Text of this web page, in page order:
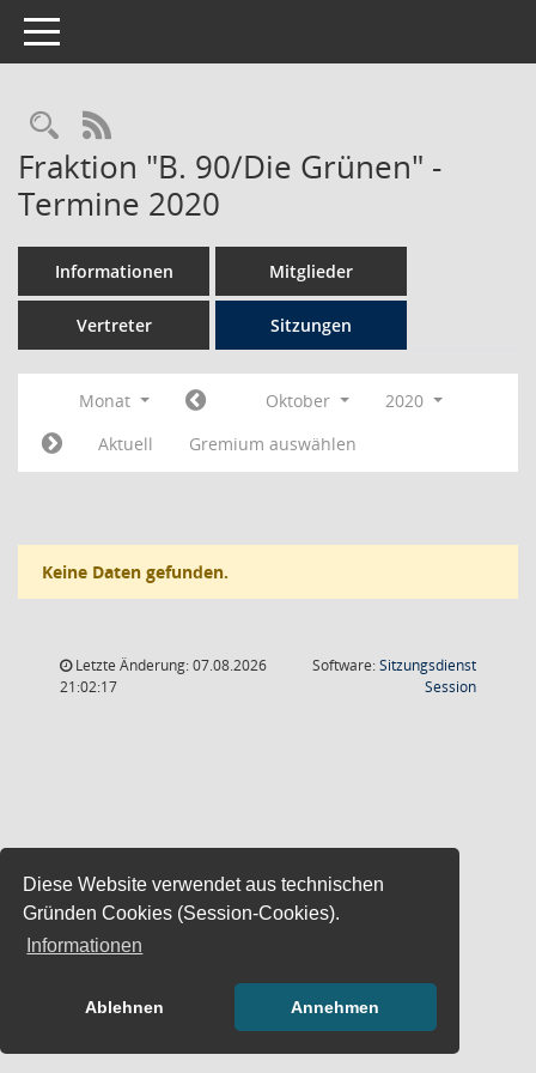
Diese Website verwendet aus technischen
Gründen Cookies (Session-Cookies).
Informationen
Ablehnen Annehmen
Toggle navigation
Rechercheauswahl
RSS-Feed
Fraktion "B. 90/Die Grünen" -
Termine 2020
Informationen Mitglieder
Vertreter Sitzungen
Monat Oktober
2020
Aktuell
Gremium auswählen
Keine Daten gefunden.
Letzte Änderung: 07.08.2026
21:02:17
Software:Sitzungsdienst
Session(Wird in